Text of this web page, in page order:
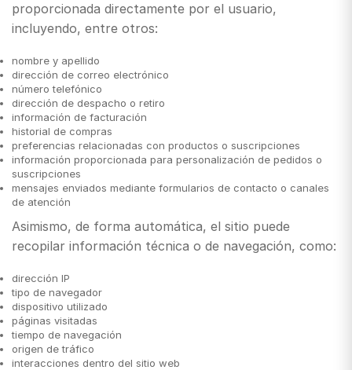
proporcionada directamente por el usuario,
incluyendo, entre otros:
nombre y apellido
dirección de correo electrónico
número telefónico
dirección de despacho o retiro
información de facturación
historial de compras
preferencias relacionadas con productos o suscripciones
información proporcionada para personalización de pedidos o
suscripciones
mensajes enviados mediante formularios de contacto o canales
de atención
Asimismo, de forma automática, el sitio puede
recopilar información técnica o de navegación, como:
dirección IP
tipo de navegador
dispositivo utilizado
páginas visitadas
tiempo de navegación
origen de tráfico
interacciones dentro del sitio web